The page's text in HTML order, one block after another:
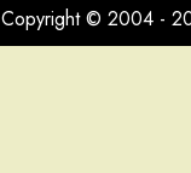
Copyright © 2004 -